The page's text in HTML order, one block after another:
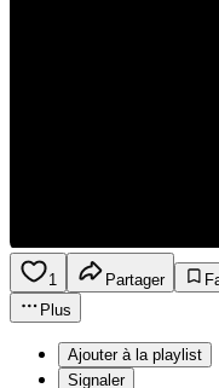
1 Partager
Plus
Ajouter à la playlist
Signaler